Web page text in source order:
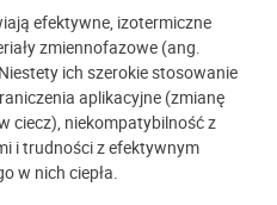
efektywne, izotermiczne
zmiennofazowe (ang.
ich szerokie stosowanie
aplikacyjne (zmianę
ciecz), niekompatybilność z
i trudności z efektywnym
w nich ciepła.